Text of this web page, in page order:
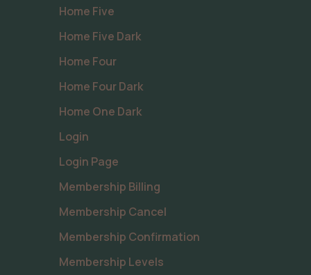
Home Five
Home Five Dark
Home Four
Home Four Dark
Home One Dark
Login
Login Page
Membership Billing
Membership Cancel
Membership Confirmation
Membership Levels